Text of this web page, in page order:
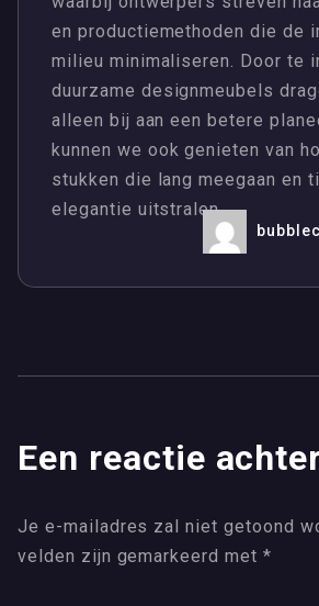
en productiemethoden die de
milieu minimaliseren. Door te
duurzame designmeubels
alleen bij aan een betere
kunnen we ook genieten van
stukken die lang meegaan en
elegantie uitstralen.
Een reactie
Je e-mailadres zal niet getoond
velden zijn gemarkeerd met *